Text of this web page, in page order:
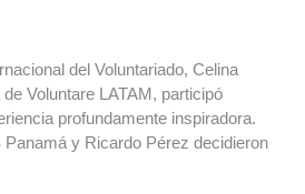
del Voluntariado, Celina
Voluntare LATAM, participó
profundamente inspiradora.
Panamá y Ricardo Pérez decidieron